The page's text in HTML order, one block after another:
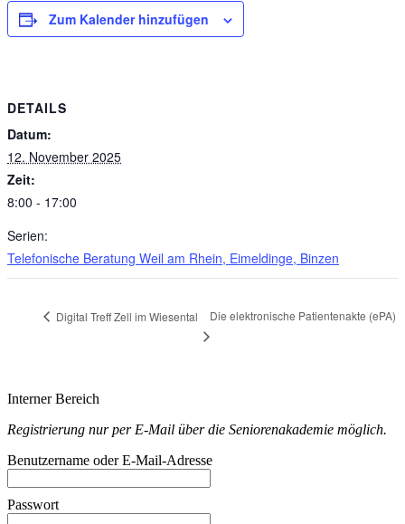
Zum Kalender hinzufügen
DETAILS
Datum:
12. November 2025
Zeit:
8:00 - 17:00
Serien:
Telefonische Beratung Weil am Rhein, Eimeldinge, Binzen
Digital Treff Zell im Wiesental Die elektronische Patientenakte (ePA)
Interner Bereich
Registrierung nur per E-Mail überdie Seniorenakademie möglich.
Benutzername oder E-Mail-Adresse
Passwort